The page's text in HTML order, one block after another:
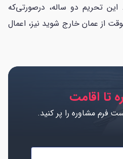
تحریم دو ساله، درصورتی‌که
از عمان خارج شوید نیز، اعمال
تا اقامت
فرم مشاوره را پر کنید.